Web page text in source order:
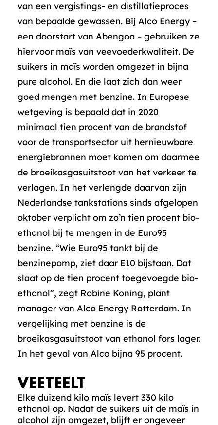
van een vergistings- en distillatieproces
van bepaalde gewassen. Bij Alco Energy –
een doorstart van Abengoa – gebruiken ze
hiervoor maïs van veevoederkwaliteit. De
suikers in maïs worden omgezet in bijna
pure alcohol. En die laat zich dan weer
goed mengen met benzine. In Europese
wetgeving is bepaald dat in 2020
minimaal tien procent van de brandstof
voor de transportsector uit hernieuwbare
energiebronnen moet komen om daarmee
de broeikasgasuitstoot van het verkeer te
verlagen. In het verlengde daarvan zijn
Nederlandse tankstations sinds afgelopen
oktober verplicht om zo’n tien procent bio-
ethanol bij te mengen in de Euro95
benzine. “Wie Euro95 tankt bij de
benzinepomp, ziet daar E10 bijstaan. Dat
slaat op de tien procent toegevoegde bio-
ethanol”, zegt Robine Koning, plant
manager van Alco Energy Rotterdam. In
vergelijking met benzine is de
broeikasgasuitstoot van ethanol fors lager.
In het geval van Alco bijna 95 procent.
VEETEELT
Elke duizend kilo maïs levert 330 kilo
ethanol op. Nadat de suikers uit de maïs in
alcohol zijn omgezet, blijft er ongeveer